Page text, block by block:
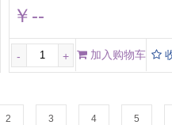
￥--
- + 加入购物车
2 3 4 5